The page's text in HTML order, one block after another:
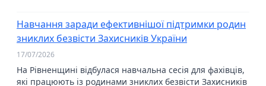
Навчання заради ефективнішої підтримки родин
зниклих безвісти Захисників України
17/07/2026
На Рівненщині відбулася навчальна сесія для фахівців,
які працюють із родинами зниклих безвісти Захисників